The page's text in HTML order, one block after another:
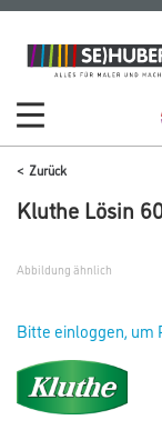
Zum
Inhalt
Zum
Navigationsmenü
Zurück
Kluthe Lösin
Abbildung ähnlich
Bitte einloggen, um